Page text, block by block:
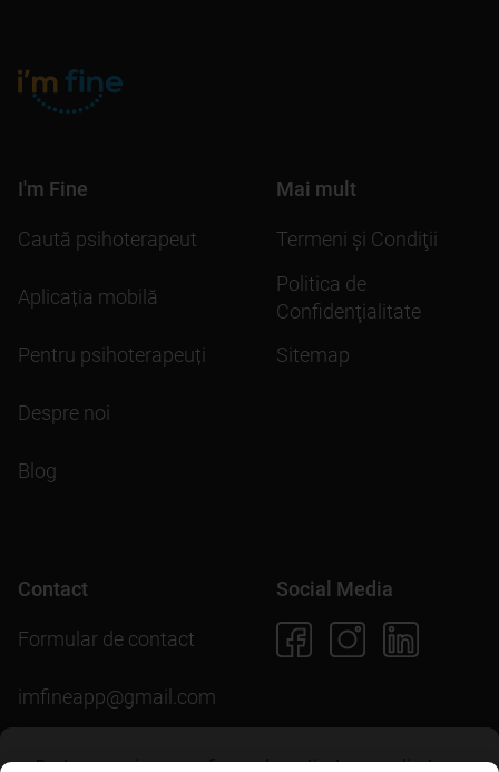
Pentru scopuri precum afișarea de conținut personalizat,
I'm Fine
Caută psihoterapeut
Aplicația mobilă
Pentru psihoterapeuți
Despre noi
Blog
Mai mult
Termeni şi Condiţii
Politica de
Confidenţialitate
Sitemap
Contact
Formular de contact
imfineapp@gmail.com
Social Media